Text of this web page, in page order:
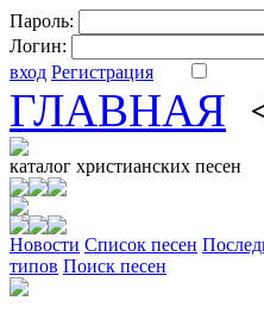
Пароль:
Логин:
вход Регистрация
ГЛАВНАЯ
каталог христианских песен
Новости Cписок песен
типов Поиск песен